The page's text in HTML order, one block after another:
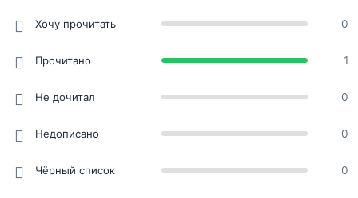
Хочу прочитать 0
Прочитано 1
Не дочитал 0
Недописано 0
Чёрный список 0